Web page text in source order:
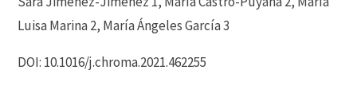
Luisa Marina 2, María Ángeles García 3
DOI: 10.1016/j.chroma.2021.462255